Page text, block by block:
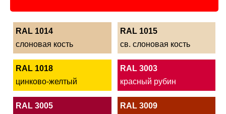
RAL 1014
слоновая кость
RAL 1015
св. слоновая кость
RAL 1018
цинково-желтый
RAL 3003
красный рубин
RAL 3005
RAL 3009